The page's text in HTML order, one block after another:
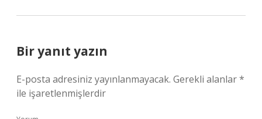
Bir yanıt yazın
E-posta adresiniz yayınlanmayacak. Gerekli alanlar*
ile işaretlenmişlerdir